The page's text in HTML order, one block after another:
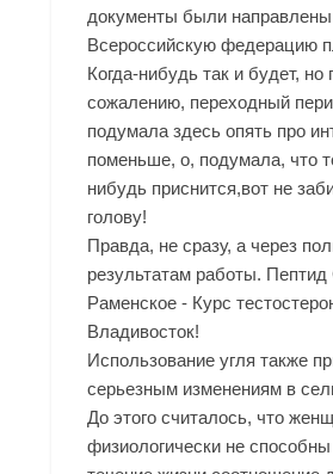
документы были
Всероссийскую федерацию
Когда-нибудь так и будет, но
сожалению, переходный
подумала здесь опять про
поменьше, о, подумала, что
нибудь приснится,вот не
голову!
Правда, не сразу, а через
результатам работы.
Раменское - Курс
Владивосток!
Использование угля также
серьезным изменениям в
До этого считалось, что
физиологически не